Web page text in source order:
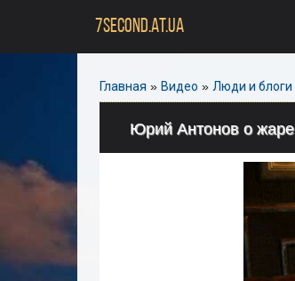
7SECOND.AT.UA
Главная » Видео » Люди и блоги
Юрий Антонов о жаре